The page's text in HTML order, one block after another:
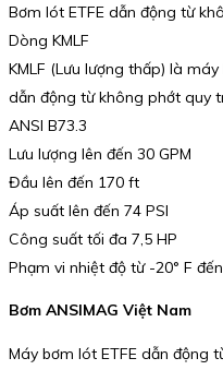
Bơm lót ETFE dẫn động từ
Dòng KMLF
KMLF (Lưu lượng thấp) là
dẫn động từ không phớt quy
ANSI B73.3
Lưu lượng lên đến 30 GPM
Đầu lên đến 170 ft
Áp suất lên đến 74 PSI
Công suất tối đa 7,5 HP
Phạm vi nhiệt độ từ -20° F
Bơm ANSIMAG Việt Nam
Máy bơm lót ETFE dẫn động